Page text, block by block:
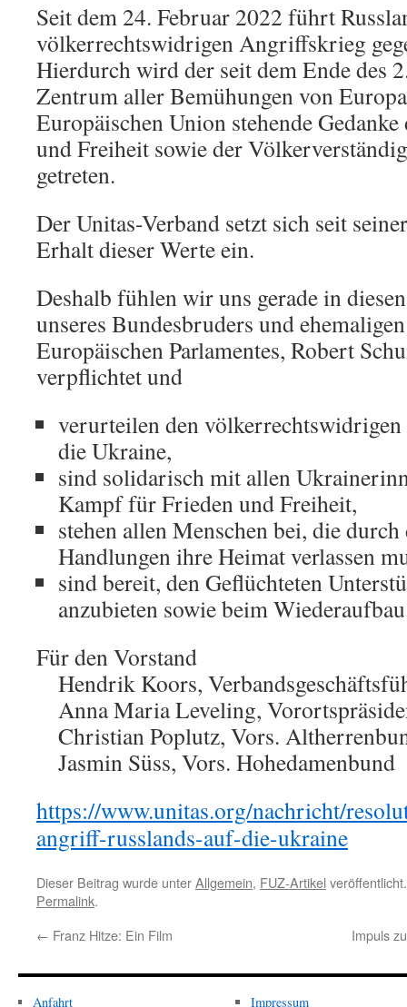
Seit dem 24. Februar 2022 führt
völkerrechtswidrigen Angriffskrieg
Hierdurch wird der seit dem Ende des
Zentrum aller Bemühungen von
Europäischen Union stehende
und Freiheit sowie der
getreten.
Der Unitas-Verband setzt sich seit
Erhalt dieser Werte ein.
Deshalb fühlen wir uns gerade in
unseres Bundesbruders und
Europäischen Parlamentes, Robert
verpflichtet und
verurteilen den
die Ukraine,
sind solidarisch mit allen
Kampf für Frieden und Freiheit,
stehen allen Menschen bei, die
Handlungen ihre Heimat verlassen
sind bereit, den Geflüchteten
anzubieten sowie beim
Für den Vorstand
Hendrik Koors,
Anna Maria Leveling,
Christian Poplutz, Vors.
Jasmin Süss, Vors. Hohedamenbund
https://www.unitas.org/nachricht/
angriff-russlands-auf-die-ukraine
Dieser Beitrag wurde unterAllgemein, FUZ-Artikel
Permalink.
← Franz Hitze: Ein Film Impuls
Anfahrt Impressum